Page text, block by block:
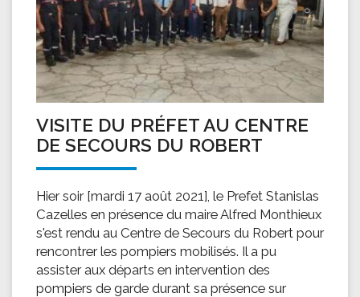
VISITE DU PRÉFET AU CENTRE
DE SECOURS DU ROBERT
Hier soir [mardi 17 août 2021], le Prefet Stanislas
Cazelles en présence du maire Alfred Monthieux
s'est rendu au Centre de Secours du Robert pour
rencontrer les pompiers mobilisés. Il a pu
assister aux départs en intervention des
pompiers de garde durant sa présence sur